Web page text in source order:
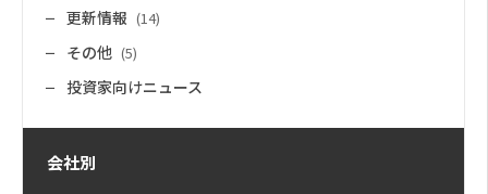
更新情報 (14)
その他 (5)
投資家向けニュース
会社別